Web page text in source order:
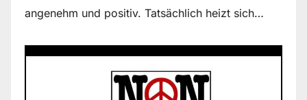
angenehm und positiv. Tatsächlich heizt sich…